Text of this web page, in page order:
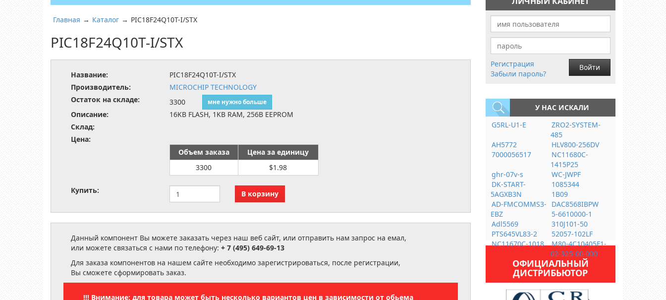
Главная → Каталог → PIC18F24Q10T-I/STX
PIC18F24Q10T-I/STX
Название:
PIC18F24Q10T-I/STX
Производитель:
MICROCHIP TECHNOLOGY
Остаток на складе:
3300 мне нужно больше
Описание:
16KB FLASH, 1KB RAM, 256B EEPROM
Склад:
Цена:
Объем заказа
Цена за единицу
3300
$1.98
Купить:
Данный компонент Вы можете заказать через наш веб сайт, или отправить нам запрос на емал,
или можете связаться с нами по телефону: + 7 (495) 649-69-13
Для заказа компонентов на нашем сайте необходимо зарегистрироваться, после регистрации,
Вы сможете сформировать заказ.
!!! Внимание: для товара может быть несколько вариантов цен в зависимости от обьема
Регистрация
Забыли пароль?
Войти
У НАС ИСКАЛИ
G5RL-U1-E
ZRO2-SYSTEM-
485
AH5772
HLV800-256DV
7000056517
NC11680C-
1415P25
ghr-07v-s
WC-JWPF
DK-START-
5AGXB3N
1085344
1B09
AD-FMCOMMS3-
EBZ
DAC8568IBPW
5-6610000-1
Adl5569
310J101-50
PTS645VL83-2
52057-102LF
NC11670C-1018
M80-4C10405F1-
02-325-00-000
ОФИЦИАЛЬНЫЙ
ДИСТРИБЬЮТОР